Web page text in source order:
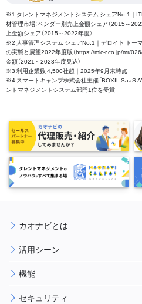
※1 タレントマネジメントシステム シェアNo.1｜
材管理市場：ベンダー別売上金額シェア（2015～
上金額シェア（2015～2022年度）
※2 人事管理システム シェアNo.1｜デロイト トー
の実態と展望2022年度版（https://mic-r.co.jp/mr/
金額（2021～2023年度見込）
※3 利用企業数 4,500社超｜2025年9月末時点
※4 スマートキャンプ株式会社主催「BOXIL SaaS
ントマネジメントシステム部門1位を受賞
カオナビとは
活用シーン
機能
セキュリティ